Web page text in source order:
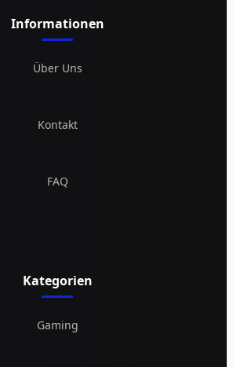
Informationen
Über Uns
Kontakt
FAQ
Kategorien
Gaming